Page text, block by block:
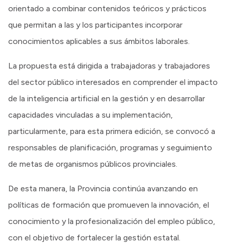
orientado a combinar contenidos teóricos y prácticos
que permitan a las y los participantes incorporar
conocimientos aplicables a sus ámbitos laborales.
La propuesta está dirigida a trabajadoras y trabajadores
del sector público interesados en comprender el impacto
de la inteligencia artificial en la gestión y en desarrollar
capacidades vinculadas a su implementación,
particularmente, para esta primera edición, se convocó a
responsables de planificación, programas y seguimiento
de metas de organismos públicos provinciales.
De esta manera, la Provincia continúa avanzando en
políticas de formación que promueven la innovación, el
conocimiento y la profesionalización del empleo público,
con el objetivo de fortalecer la gestión estatal.